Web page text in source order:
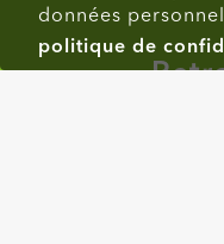
données
politique de